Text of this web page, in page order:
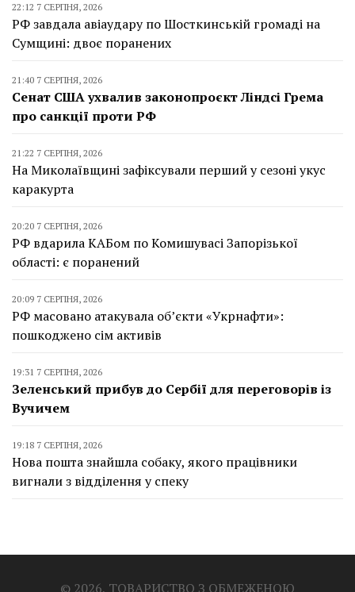
22:12 7 СЕРПНЯ, 2026
РФ завдала авіаудару по Шосткинській громаді на
Сумщині: двоє поранених
21:40 7 СЕРПНЯ, 2026
Сенат США ухвалив законопроєкт Ліндсі Грема
про санкції проти РФ
21:22 7 СЕРПНЯ, 2026
На Миколаївщині зафіксували перший у сезоні укус
каракурта
20:20 7 СЕРПНЯ, 2026
РФ вдарила КАБом по Комишувасі Запорізької
області: є поранений
20:09 7 СЕРПНЯ, 2026
РФ масовано атакувала об’єкти «Укрнафти»:
пошкоджено сім активів
19:31 7 СЕРПНЯ, 2026
Зеленський прибув до Сербії для переговорів із
Вучичем
19:18 7 СЕРПНЯ, 2026
Нова пошта знайшла собаку, якого працівники
вигнали з відділення у спеку
© 2026, ТОВАРИСТВО З ОБМЕЖЕНОЮ